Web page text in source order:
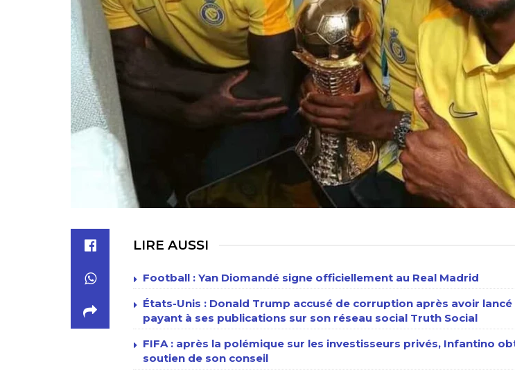
LIRE AUSSI
Football : Yan Diomandé signe officiellement au Real Madrid
États-Unis : Donald Trump accusé de corruption après avoir lancé
payant à ses publications sur son réseau social Truth Social
FIFA : après la polémique sur les investisseurs privés, Infantino
soutien de son conseil